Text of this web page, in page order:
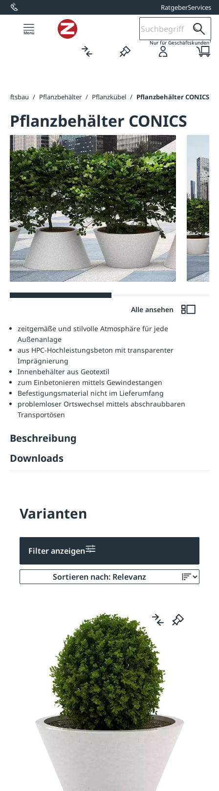
springen RatgeberServices
Nur für Geschäftskunden1
/ Pflanzbehälter / Pflanzkübel / Pflanzbehälter CONICS
Pflanzbehälter CONICS
Alle ansehen
zeitgemäße und stilvolle Atmosphäre für jede
Außenanlage
aus HPC-Hochleistungsbeton mit transparenter
Imprägnierung
Innenbehälter aus Geotextil
zum Einbetonieren mittels Gewindestangen
Befestigungsmaterial nicht im Lieferumfang
problemloser Ortswechsel mittels abschraubbaren
Transportösen
Beschreibung
Downloads
Varianten
Filter anzeigen